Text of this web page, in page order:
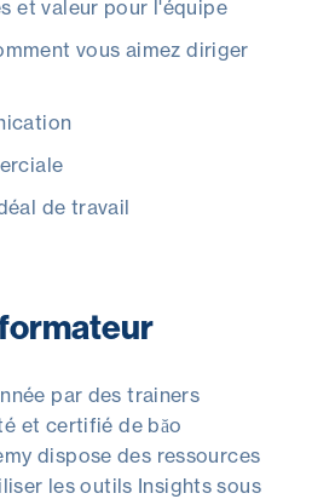
et valeur pour l'équipe
vous aimez diriger
de travail
par des trainers
et certifié de băo
dispose des ressources
les outils Insights sous